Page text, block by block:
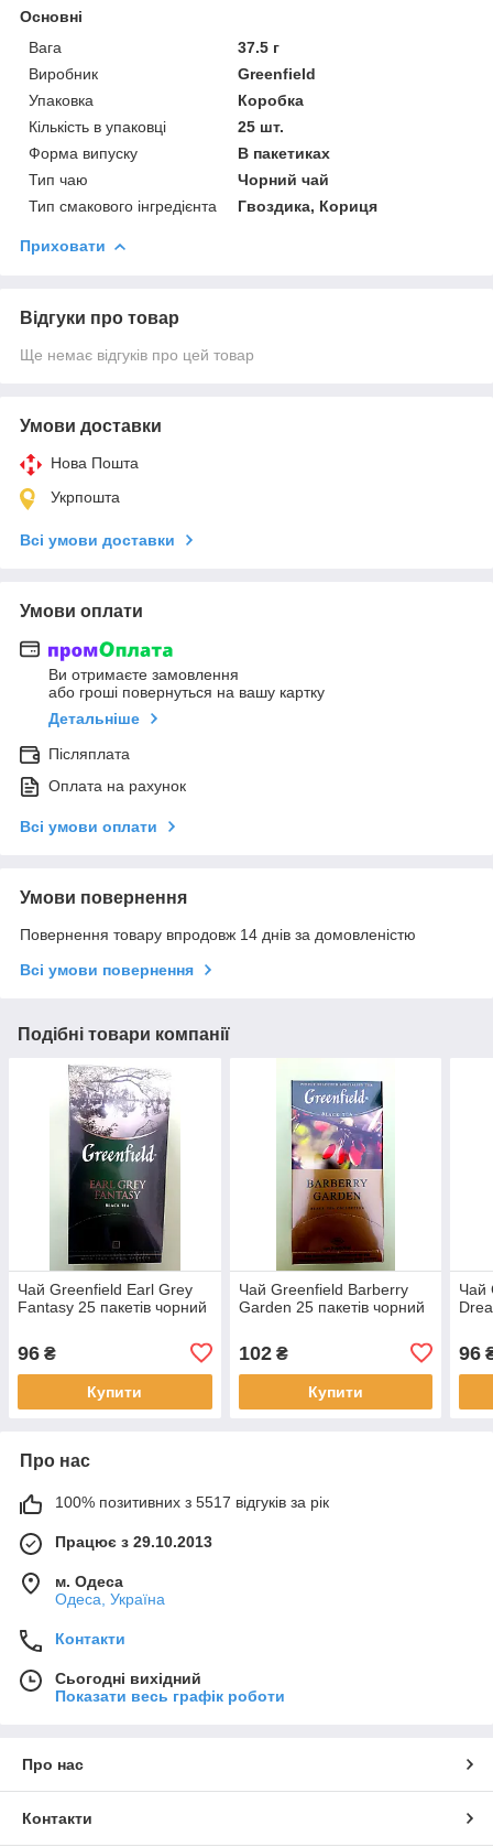
Основні
Вага
37.5 г
Виробник
Greenfield
Упаковка
Коробка
Кількість в упаковці
25 шт.
Форма випуску
В пакетиках
Тип чаю
Чорний чай
Тип смакового інгредієнта
Гвоздика, Кориця
Приховати
Відгуки про товар
Ще немає відгуків про цей товар
Умови доставки
Нова Пошта
Укрпошта
Всі умови доставки
Умови оплати
Ви отримаєте замовлення
або гроші повернуться на вашу картку
Детальніше
Післяплата
Оплата на рахунок
Всі умови оплати
Умови повернення
Повернення товару впродовж 14 днів за домовленістю
Всі умови повернення
Подібні товари компанії
Чай Greenfield Earl Grey
Fantasy 25 пакетів чорний
96 ₴
Купити
Чай Greenfield Barberry
Garden 25 пакетів чорний
102₴
Купити
Чай
96
Про нас
100% позитивних з 5517 відгуків за рік
Працює з 29.10.2013
м. Одеса
Одеса, Україна
Контакти
Сьогодні вихідний
Показати весь графік роботи
Про нас
Контакти